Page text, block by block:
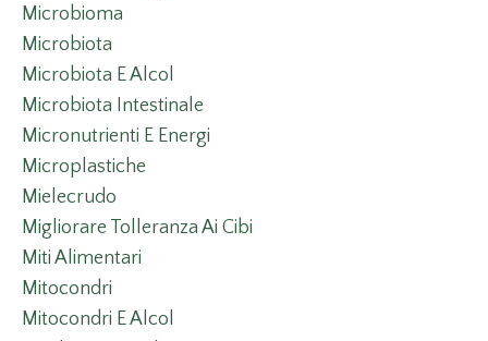
Microbioma
Microbiota
Microbiota E Alcol
Microbiota Intestinale
Micronutrienti E Energi
Microplastiche
Mielecrudo
Migliorare Tolleranza Ai Cibi
Miti Alimentari
Mitocondri
Mitocondri E Alcol